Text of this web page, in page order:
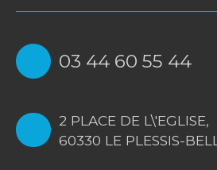
03 44 60 55 44
2 PLACE DE L\'EGLISE,
60330 LE PLESSIS-